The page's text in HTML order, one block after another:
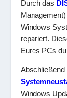
Durch das
Windows
repariert.
Eures PCs
Windows